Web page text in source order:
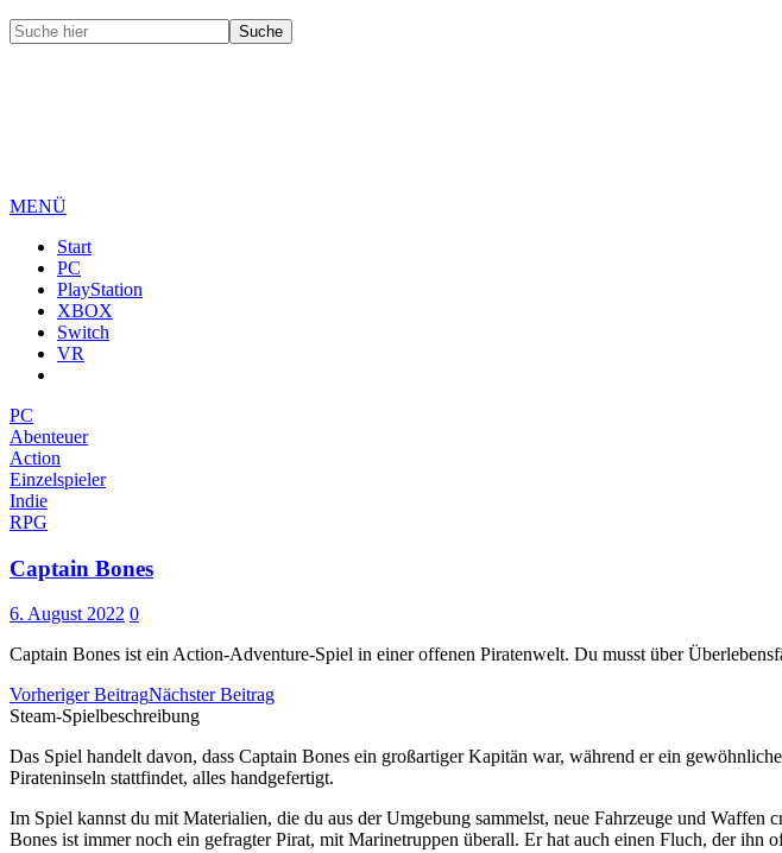
MENÜ
Start
PC
PlayStation
XBOX
Switch
VR
PC
Abenteuer
Action
Einzelspieler
Indie
RPG
Captain Bones
6. August 2022 0
Captain Bones ist ein Action-Adventure-Spiel in einer offenen Piratenwelt. Du musst über
Vorheriger BeitragNächster Beitrag
Steam-Spielbeschreibung
Das Spiel handelt davon, dass Captain Bones ein großartiger Kapitän war, während er ein
Pirateninseln stattfindet, alles handgefertigt.
Im Spiel kannst du mit Materialien, die du aus der Umgebung sammelst, neue Fahrzeuge und
Bones ist immer noch ein gefragter Pirat, mit Marinetruppen überall. Er hat auch einen Fluch, der ihn